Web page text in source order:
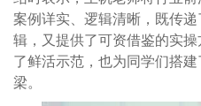
案例详实、逻辑清晰，既传
辑，又提供了可资借鉴的实
了鲜活示范，也为同学们搭
梁。